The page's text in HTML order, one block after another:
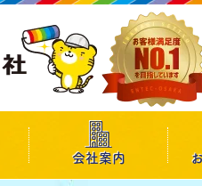
会社案内